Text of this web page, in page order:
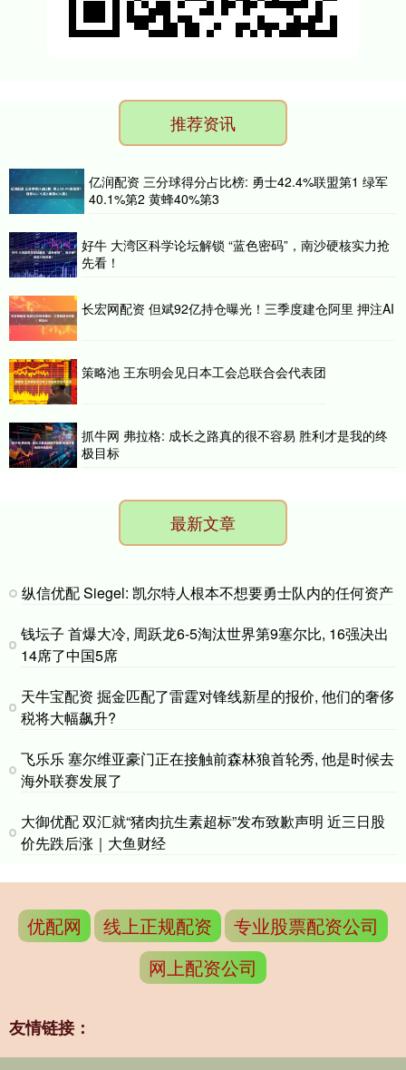
推荐资讯
亿润配资 三分球得分占比榜: 勇士42.4%联盟第1 绿军
40.1%第2 黄蜂40%第3
好牛 大湾区科学论坛解锁 “蓝色密码”，南沙硬核实力抢
先看！
长宏网配资 但斌92亿持仓曝光！三季度建仓阿里 押注AI
策略池 王东明会见日本工会总联合会代表团
抓牛网 弗拉格: 成长之路真的很不容易 胜利才是我的终
极目标
最新文章
纵信优配 Siegel: 凯尔特人根本不想要勇士队内的任何资产
钱坛子 首爆大冷, 周跃龙6-5淘汰世界第9塞尔比, 16强决出
14席了中国5席
天牛宝配资 掘金匹配了雷霆对锋线新星的报价, 他们的奢侈
税将大幅飙升?
飞乐乐 塞尔维亚豪门正在接触前森林狼首轮秀, 他是时候去
海外联赛发展了
大御优配 双汇就“猪肉抗生素超标”发布致歉声明 近三日股
价先跌后涨｜大鱼财经
优配网 线上正规配资
专业股票配资公司
网上配资公司
友情链接：